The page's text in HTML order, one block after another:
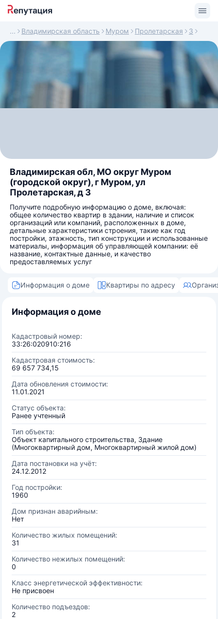
Владимирская область Муром Пролетарская 3
Владимирская обл, МО округ Муром
(городской округ), г Муром, ул
Пролетарская, д 3
Получите подробную информацию о доме, включая:
общее количество квартир в здании, наличие и список
организаций или компаний, расположенных в доме,
детальные характеристики строения, такие как год
постройки, этажность, тип конструкции и использованные
материалы, информация об управляющей компании: её
название, контактные данные, и качество
предоставляемых услуг
Информация о доме Квартиры по адресу
Информация о доме
Кадастровый номер:
33:26:020910:216
Кадастровая стоимость:
69 657 734,15
Дата обновления стоимости:
11.01.2021
Статус объекта:
Ранее учтенный
Тип объекта:
Объект капитального строительства, Здание
(Многоквартирный дом, Многоквартирный жилой дом)
Дата постановки на учёт:
24.12.2012
Год постройки:
1960
Дом признан аварийным:
Нет
Количество жилых помещений:
31
Количество нежилых помещений:
0
Класс энергетической эффективности:
Не присвоен
Количество подъездов:
2